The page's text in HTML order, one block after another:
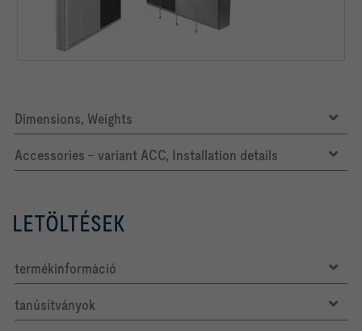
Dimensions, Weights
Accessories – variant ACC, Installation details
LETÖLTÉSEK
termékinformáció
tanúsítványok